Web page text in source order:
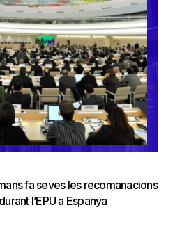
fa seves les recomanacions
l’EPU a Espanya